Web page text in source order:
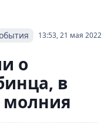
13:53, 21 мая 2022
о
в
молния